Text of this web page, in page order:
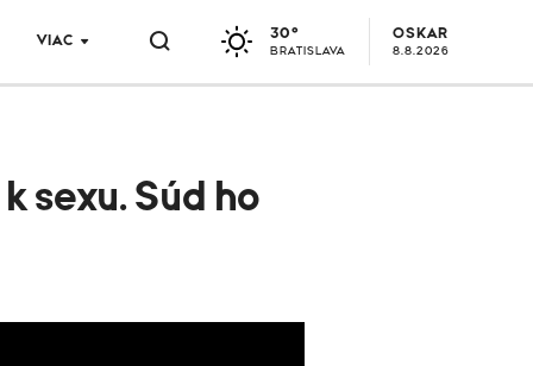
VIAC 30°
BRATISLAVA
OSKAR
8.8.2026
sexu. Súd ho